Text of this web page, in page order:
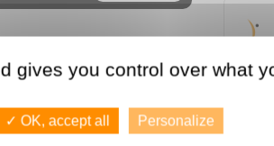
gives you control over what
✓ OK, accept all Personalize